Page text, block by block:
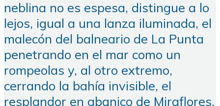
neblina no es espesa, distingue a lo
lejos, igual a una lanza iluminada, el
malecón del balneario de La Punta
penetrando en el mar como un
rompeolas y, al otro extremo,
cerrando la bahía invisible, el
resplandor en abanico de Miraflores,